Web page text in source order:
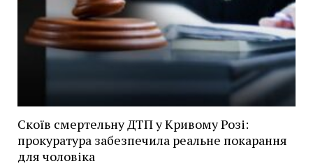
Скоїв смертельну ДТП у Кривому Розі:
прокуратура забезпечила реальне покарання
для чоловіка